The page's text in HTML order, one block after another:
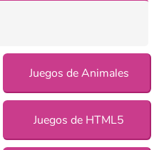
Juegos de Animales
Juegos de HTML5